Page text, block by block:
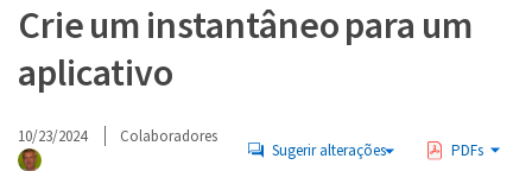
Crie um instantâneo para um
aplicativo
10/23/2024 Colaboradores
Sugerir alterações PDFs